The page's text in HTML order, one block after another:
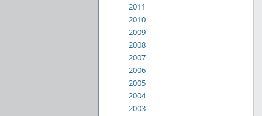
2011
2010
2009
2008
2007
2006
2005
2004
2003